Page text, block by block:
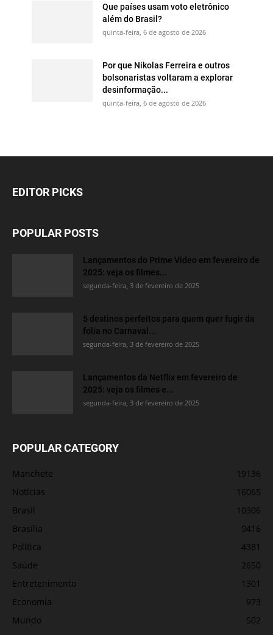
Que países usam voto eletrônico
além do Brasil?
quinta-feira, 6 de agosto de 2026
Por que Nikolas Ferreira e outros
bolsonaristas voltaram a explorar
desinformação...
quinta-feira, 6 de agosto de 2026
EDITOR PICKS
POPULAR POSTS
Lançamentos do Prime Video em fevereiro de
2025: veja os filmes...
segunda-feira, 3 de fevereiro de 2025
5 destinos perfeitos para quem quer fugir da
folia no Carnaval...
segunda-feira, 3 de fevereiro de 2025
Lançamentos da Netflix em fevereiro de
2025: veja os filmes e...
segunda-feira, 3 de fevereiro de 2025
POPULAR CATEGORY
Manchete
19136
Notícias
16065
Brasil
10306
Brasília
9416
Política
4381
Saúde
2650
Entretenimento
1301
Economia
973
Mundo
502